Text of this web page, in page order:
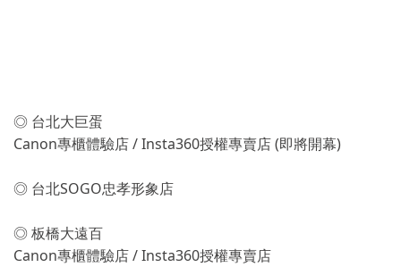
◎ 台北大巨蛋
Canon專櫃體驗店 / Insta360授權專賣店 (即將開幕)
◎ 台北SOGO忠孝形象店
◎ 板橋大遠百
Canon專櫃體驗店 / Insta360授權專賣店